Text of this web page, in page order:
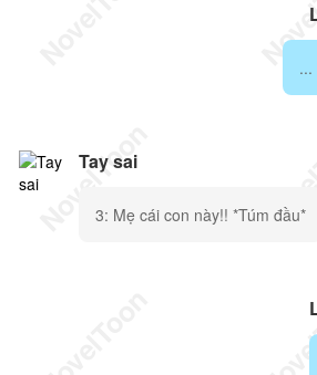
...
Tay sai
3: Mẹ cái con này!! *Túm đầu*